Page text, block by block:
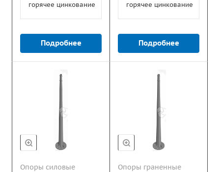
горячее цинкование
Подробнее
горячее цинкование
Подробнее
Опоры силовые
Опоры граненные